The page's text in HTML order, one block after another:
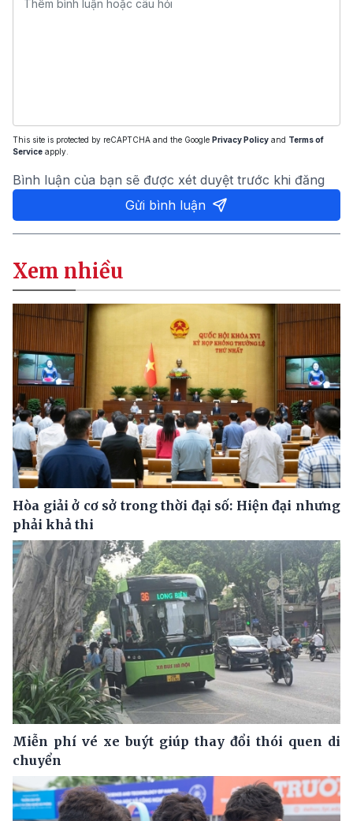
This site is protected by reCAPTCHA and the Google Privacy Policy and Terms of
Service apply.
Bình luận của bạn sẽ được xét duyệt trước khi đăng
Gửi bình luận
Xem nhiều
Hòa giải ở cơ sở trong thời đại số: Hiện đại nhưng
phải khả thi
Miễn phí vé xe buýt giúp thay đổi thói quen di
chuyển